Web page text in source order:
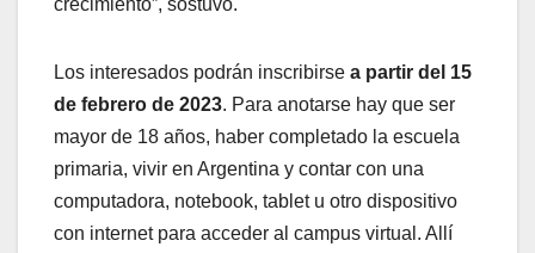
crecimiento”, sostuvo.
Los interesados podrán inscribirse a partir del 15
de febrero de 2023. Para anotarse hay que ser
mayor de 18 años, haber completado la escuela
primaria, vivir en Argentina y contar con una
computadora, notebook, tablet u otro dispositivo
con internet para acceder al campus virtual. Allí